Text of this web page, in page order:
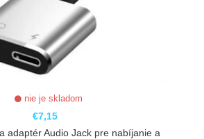
nie je skladom
€7,15
adaptér Audio Jack pre nabíjanie a